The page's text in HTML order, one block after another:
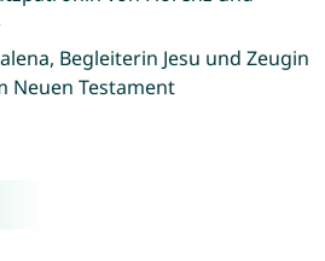
Begleiterin Jesu und Zeugin
Neuen Testament